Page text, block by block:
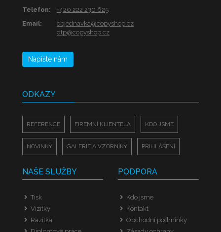
Telefon:
+420 222 230 625
Email:
objednavka@copyshop.cz
dtp@copyshop.cz
Napište nám
ODKAZY
REFERENCE FIREMNÍ KLIENTELA KDO JSME
NOVINKY GALERIE A VZORNÍKY PŘIHLÁŠENÍ
NAŠE SLUŽBY
Tisk
Vizitky
Razítka
PODPORA
Kdo jsme
Kontakt
Obchodní podmínky